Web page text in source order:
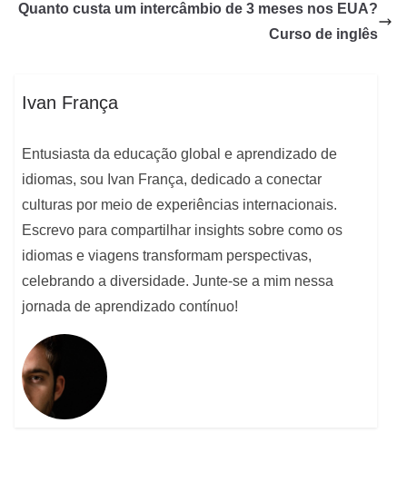
Quanto custa um intercâmbio de 3 meses nos EUA?
Curso de inglês
Ivan França
Entusiasta da educação global e aprendizado de
idiomas, sou Ivan França, dedicado a conectar
culturas por meio de experiências internacionais.
Escrevo para compartilhar insights sobre como os
idiomas e viagens transformam perspectivas,
celebrando a diversidade. Junte-se a mim nessa
jornada de aprendizado contínuo!